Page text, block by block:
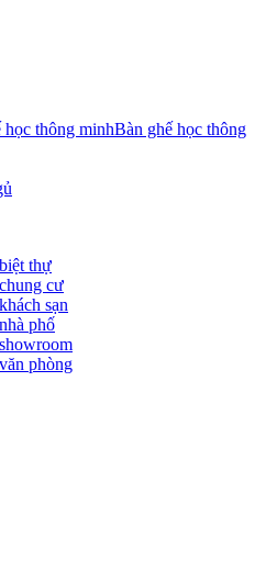
Bàn ghế học thông
thự
cư
sạn
phố
phòng